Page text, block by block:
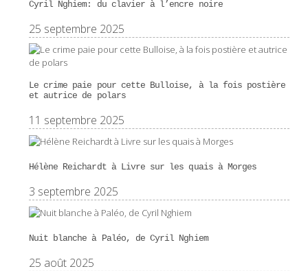
Cyril Nghiem: du clavier à l’encre noire
25 septembre 2025
Le crime paie pour cette Bulloise, à la fois postière
et autrice de polars
11 septembre 2025
Hélène Reichardt à Livre sur les quais à Morges
3 septembre 2025
Nuit blanche à Paléo, de Cyril Nghiem
25 août 2025